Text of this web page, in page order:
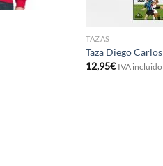
TAZAS
Taza Diego Carlos
12,95€ IVA incluido